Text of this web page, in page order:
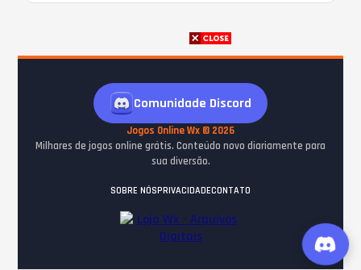
Comunidade Discord
Jogos Online Wx © 2026
Milhares de jogos online grátis. Conteúdo novo diariamente para
sua diversão.
SOBRE NÓSPRIVACIDADECONTATO